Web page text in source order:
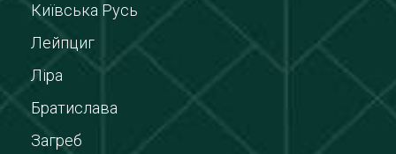
Київська Русь
Лейпциг
Ліра
Братислава
Загреб